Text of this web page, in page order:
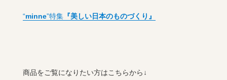
“minne”特集『美しい日本のものづくり』
商品をご覧になりたい方はこちらから↓